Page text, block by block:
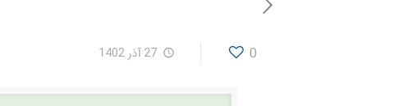
0 27 آذر 1402